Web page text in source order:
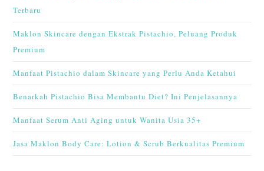
Terbaru
Maklon Skincare dengan Ekstrak Pistachio, Peluang Produk
Premium
Manfaat Pistachio dalam Skincare yang Perlu Anda Ketahui
Benarkah Pistachio Bisa Membantu Diet? Ini Penjelasannya
Manfaat Serum Anti Aging untuk Wanita Usia 35+
Jasa Maklon Body Care: Lotion & Scrub Berkualitas Premium